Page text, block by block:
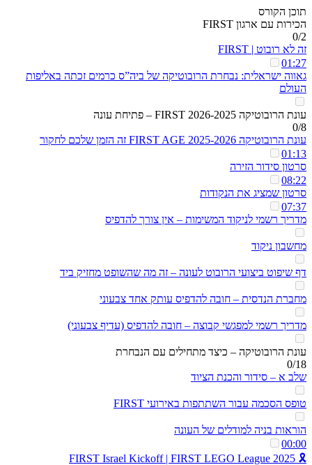
תוכן הקורס
הכירות עם ארגון FIRST
0/2
זה לא רובוט | FIRST
01:27
גאווה ישראלית: נבחרת הרובוטיקה של ביה”ס כרמים זכתה באליפות
העולם
עונת הרובוטיקה 2026-2025 FIRST – פתיחת עונה
0/8
עונת הרובוטיקה 2025-2026 FIRST AGE זה הזמן שלכם לחקור
01:13
סרטון סידור הזירה
08:22
סרטון שמציג את הנקודות
07:37
מדריך רשמי לניקוד המשימות – אין צורך להדפיס
מחשבון ניקוד
דף שיפוט ביצועי הרובוט לעונה – זה מה שהשופט מחזיק ביד
מחברת הנדסית – חובה להדפיס עותק אחד צבעוני
מדריך רשמי למפגשי קבוצה – חובה להדפיס (עדיף צבעוני)
עונת הרובוטיקה – כיצד מתחילים עם הנבחרת
0/18
שלב א – סידור והכנת הציוד
טופס הסכמה עבור השתתפות באירועי FIRST
הוראות בניה למודלים של העונה
00:00
🎗️ 2025 FIRST Israel Kickoff | FIRST LEGO League